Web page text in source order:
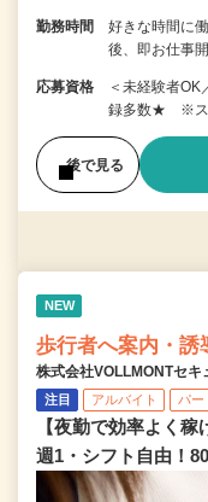
勤務時間
好きな時間に
後、即お仕事
応募資格
＜未経験者
録多数★ ※ス
後で見る
NEW
歩行者へ案内・誘
株式会社VOLLMONTセ
注目 アルバイト パー
【夜勤で効率よく
週1・シフト自由！